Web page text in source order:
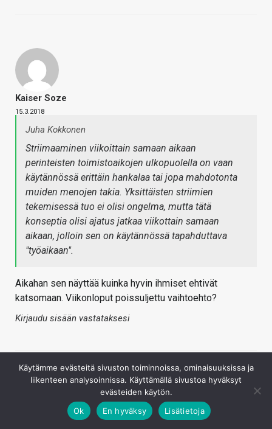
Kaiser Soze
15.3.2018
Juha Kokkonen
Striimaaminen viikoittain samaan aikaan
perinteisten toimistoaikojen ulkopuolella on vaan
käytännössä erittäin hankalaa tai jopa mahdotonta
muiden menojen takia. Yksittäisten striimien
tekemisessä tuo ei olisi ongelma, mutta tätä
konseptia olisi ajatus jatkaa viikottain samaan
aikaan, jolloin sen on käytännössä tapahduttava
"työaikaan".
Aikahan sen näyttää kuinka hyvin ihmiset ehtivät
katsomaan. Viikonloput poissuljettu vaihtoehto?
Kirjaudu sisään vastataksesi
Käytämme evästeitä sivuston toiminnoissa, ominaisuuksissa ja
liikenteen analysoinnissa. Käyttämällä sivustoa hyväksyt
evästeiden käytön.
Ok
En hyväksy Lisätietoja